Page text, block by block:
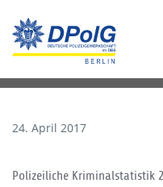
24. April 2017
Polizeiliche Kriminalstatistik